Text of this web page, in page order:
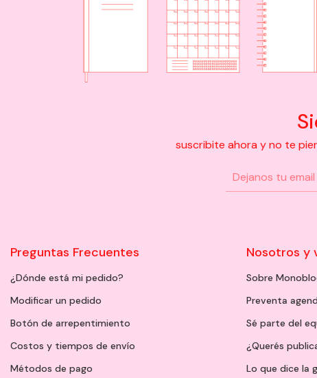
suscribite ahora y no te
Preguntas Frecuentes
¿Dónde está mi pedido?
Modificar un pedido
Botón de arrepentimiento
Costos y tiempos de envío
Métodos de pago
Nosotros y
Sobre
Preventa
Sé parte del
¿Querés
Lo que dice la